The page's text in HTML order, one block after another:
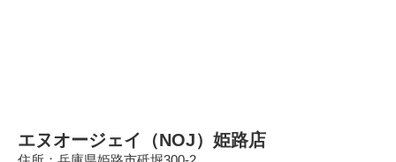
エヌオージェイ（NOJ）姫路店